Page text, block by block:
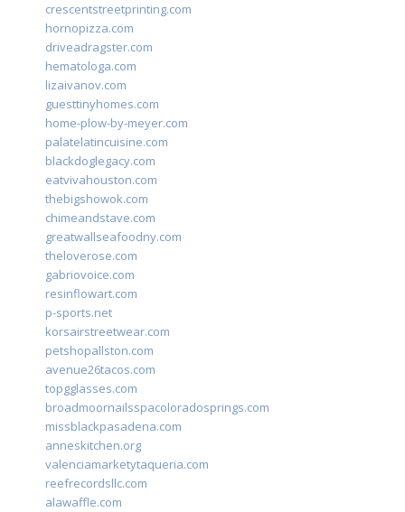
crescentstreetprinting.com
hornopizza.com
driveadragster.com
hematologa.com
lizaivanov.com
guesttinyhomes.com
home-plow-by-meyer.com
palatelatincuisine.com
blackdoglegacy.com
eatvivahouston.com
thebigshowok.com
chimeandstave.com
greatwallseafoodny.com
theloverose.com
gabriovoice.com
resinflowart.com
p-sports.net
korsairstreetwear.com
petshopallston.com
avenue26tacos.com
topgglasses.com
broadmoornailsspacoloradosprings.com
missblackpasadena.com
anneskitchen.org
valenciamarketytaqueria.com
reefrecordsllc.com
alawaffle.com